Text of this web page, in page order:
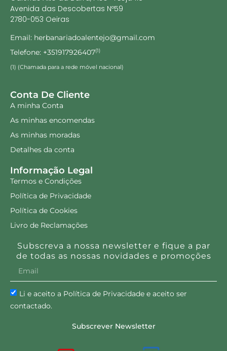
Avenida das Descobertas Nº59
2780-053 Oeiras
Email: herbanariadoalentejo@gmail.com
Telefone: +351917926407(1)
(1) (Chamada para a rede móvel nacional)
Conta De Cliente
A minha Conta
As minhas encomendas
As minhas moradas
Detalhes da conta
Informação Legal
Termos e Condições
Política de Privacidade
Política de Cookies
Livro de Reclamações
Subscreva a nossa newsletter e fique a par
de todas as nossas novidades e promoções
Li e aceito a Política de Privacidade e aceito ser
contactado.
Subscrever Newsletter